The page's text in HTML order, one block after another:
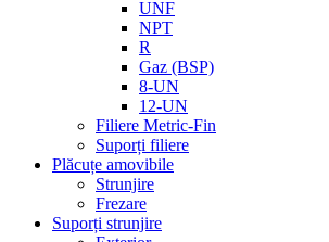
UNF
NPT
R
Gaz (BSP)
8-UN
12-UN
Filiere Metric-Fin
Suporți filiere
Plăcuțe amovibile
Strunjire
Frezare
Suporți strunjire